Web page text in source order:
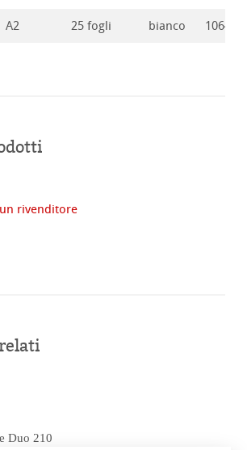
A2 25 fogli bianco
rivenditore